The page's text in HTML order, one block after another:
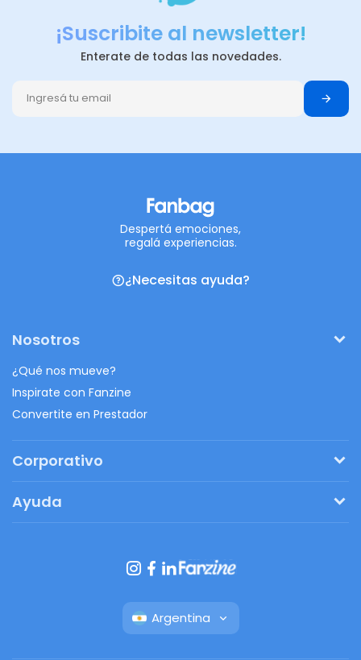
¡Suscribite al newsletter!
Enterate de todas las novedades.
Despertá emociones,
regalá experiencias.
¿Necesitas ayuda?
Nosotros
¿Qué nos mueve?
Inspirate con Fanzine
Convertite en Prestador
Corporativo
Regalos originales
Ayuda
Botón de arrepentimiento
Argentina